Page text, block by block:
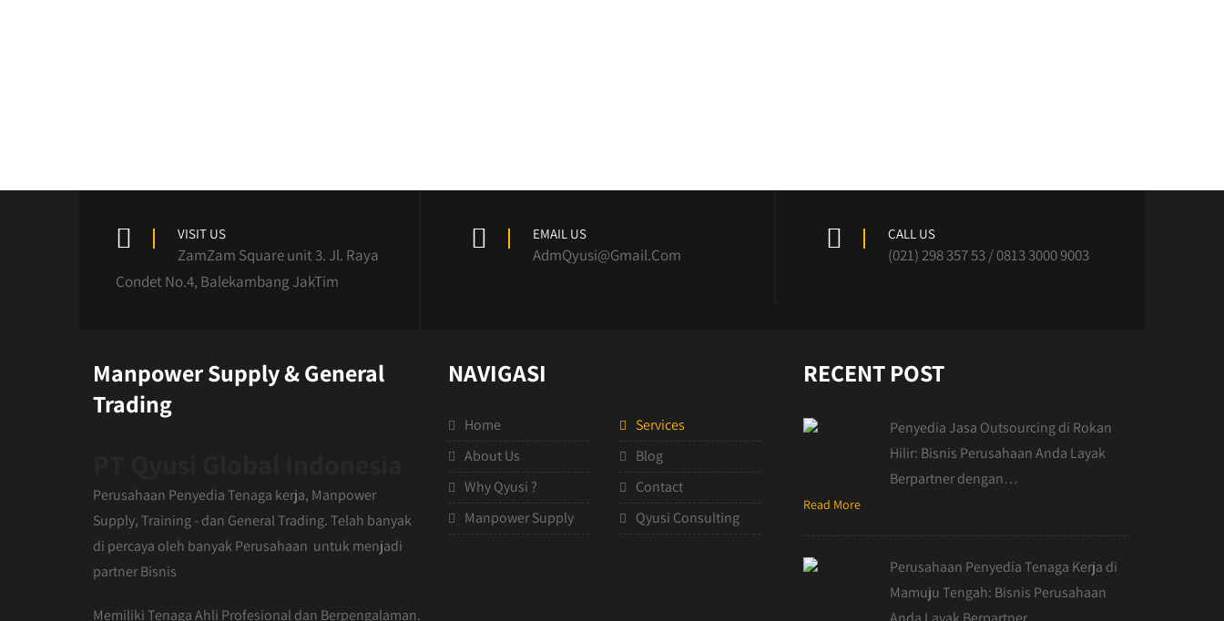
VISIT US
ZamZam Square unit 3. Jl. Raya
Condet No.4, Balekambang JakTim
EMAIL US
AdmQyusi@Gmail.Com
CALL US
(021) 298 357 53 / 0813 3000 9003
Manpower Supply & General
Trading
Perusahaan Penyedia Tenaga kerja, Manpower
Supply, Training - dan General Trading. Telah banyak
di percaya oleh banyak Perusahaan untuk menjadi
partner Bisnis
Memiliki Tenaga Ahli Profesional dan Berpengalaman.
NAVIGASI
Home
About Us
Why Qyusi ?
Manpower Supply
Services
Blog
Contact
Qyusi Consulting
RECENT POST
Penyedia Jasa Outsourcing di Rokan
Hilir: Bisnis Perusahaan Anda Layak
Berpartner dengan…
Read More
Perusahaan Penyedia Tenaga Kerja di
Mamuju Tengah: Bisnis Perusahaan